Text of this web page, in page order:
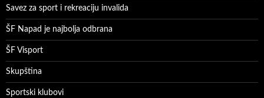
Savez za sport i rekreaciju invalida
ŠF Napad je najbolja odbrana
ŠF Visport
Skupština
Sportski klubovi